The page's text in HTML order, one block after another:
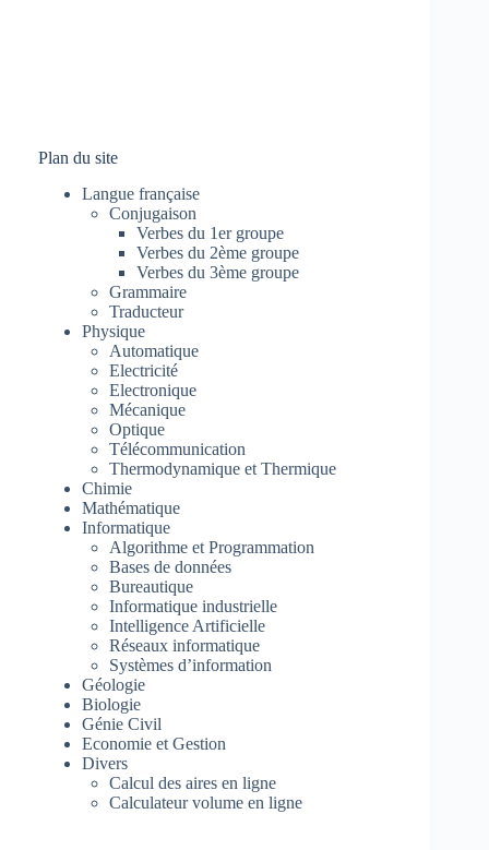
Plan du site
Langue française
Conjugaison
Verbes du 1er groupe
Verbes du 2ème groupe
Verbes du 3ème groupe
Grammaire
Traducteur
Physique
Automatique
Electricité
Electronique
Mécanique
Optique
Télécommunication
Thermodynamique et Thermique
Chimie
Mathématique
Informatique
Algorithme et Programmation
Bases de données
Bureautique
Informatique industrielle
Intelligence Artificielle
Réseaux informatique
Systèmes d’information
Géologie
Biologie
Génie Civil
Economie et Gestion
Divers
Calcul des aires en ligne
Calculateur volume en ligne